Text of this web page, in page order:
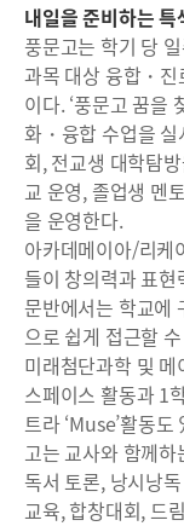
내일을 준비하는
풍문고는 학기 당
과목 대상 융합・
이다. ‘풍문고 꿈을
화・융합 수업을
회, 전교생 대학탐
교 운영, 졸업생 멘
을 운영한다.
아카데메이아/리케
들이 창의력과 표
문반에서는 학교에
으로 쉽게 접근할
미래첨단과학 및
스페이스 활동과 1
트라 ‘Muse’활동
고는 교사와 함께
독서 토론, 낭시낭
교육, 합창대회, 드